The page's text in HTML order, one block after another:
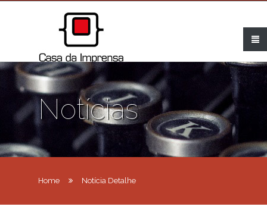
Notícias
Home Notícia Detalhe